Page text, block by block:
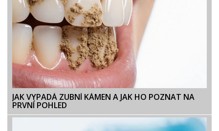
JAK VYPADÁ ZUBNÍ KÁMEN A JAK HO POZNAT NA
PRVNÍ POHLED